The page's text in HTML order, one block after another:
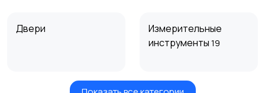
Двери
Измерительные
инструменты 19